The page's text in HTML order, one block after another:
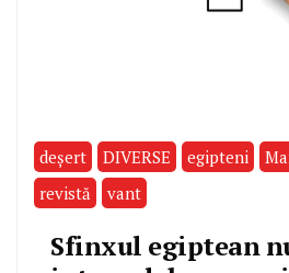
deşert DIVERSE egipteni
revistă
vant
Sfinxul egiptean